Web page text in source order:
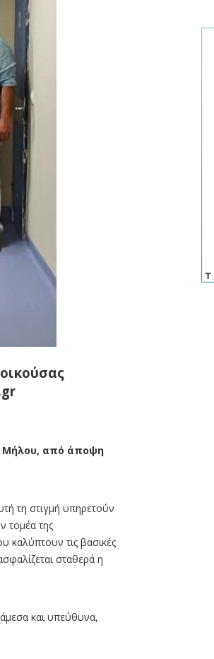
Μήλου, από άποψη
τη στιγμή υπηρετούν
τομέα της
καλύπτουν τις βασικές
σταθερά η
και υπεύθυνα,